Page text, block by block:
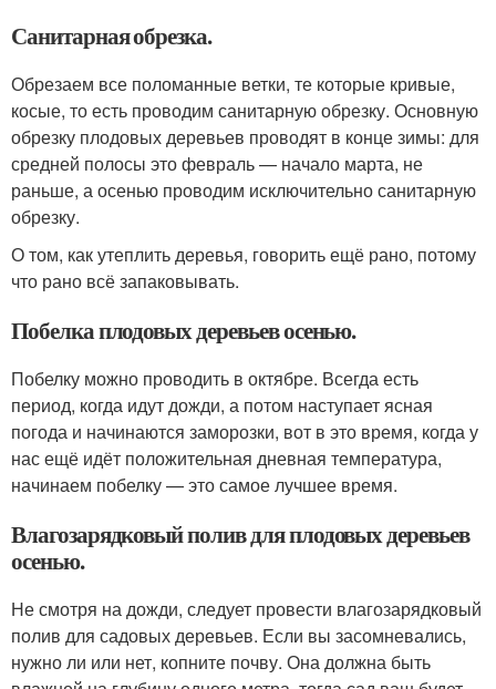
Санитарная обрезка.
Обрезаем все поломанные ветки, те которые кривые,
косые, то есть проводим санитарную обрезку. Основную
обрезку плодовых деревьев проводят в конце зимы: для
средней полосы это февраль — начало марта, не
раньше, а осенью проводим исключительно санитарную
обрезку.
О том, как утеплить деревья, говорить ещё рано, потому
что рано всё запаковывать.
Побелка плодовых деревьев осенью.
Побелку можно проводить в октябре. Всегда есть
период, когда идут дожди, а потом наступает ясная
погода и начинаются заморозки, вот в это время, когда у
нас ещё идёт положительная дневная температура,
начинаем побелку — это самое лучшее время.
Влагозарядковый полив для плодовых деревьев
осенью.
Не смотря на дожди, следует провести влагозарядковый
полив для садовых деревьев. Если вы засомневались,
нужно ли или нет, копните почву. Она должна быть